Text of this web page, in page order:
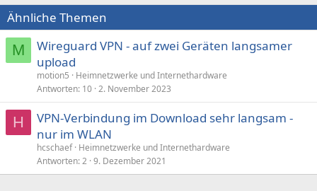
i
o
n
e
n
:
Ähnliche Themen
M
Wireguard VPN - auf zwei Geräten langsamer
upload
motion5
Heimnetzwerke und Internethardware
Antworten 10 2. November 2023
H
VPN-Verbindung im Download sehr langsam -
nur im WLAN
hcschaef Heimnetzwerke und Internethardware
Antworten 2 9. Dezember 2021